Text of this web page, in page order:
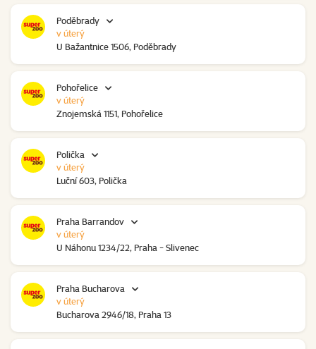
Poděbrady
U Bažantnice 1506, Poděbrady
v úterý
Pohořelice
Znojemská 1151, Pohořelice
v úterý
Polička
Luční 603, Polička
v úterý
Praha Barrandov
U Náhonu 1234/22, Praha - Slivenec
v úterý
Praha Bucharova
Bucharova 2946/18, Praha 13
v úterý